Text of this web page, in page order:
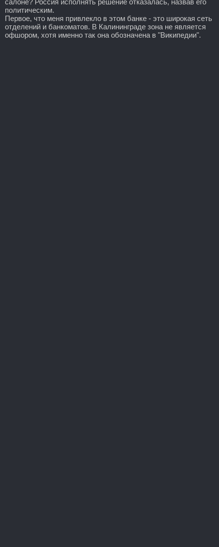
политическим.
Первое, что меня привлекло в этом банке - это широкая сеть
отделений и банкоматов. В Калининграде зона не является
офшором, хотя именно так она обозначена в "Википедии".